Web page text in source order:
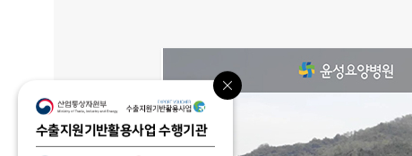
수출지원기반활용사업 수행기관